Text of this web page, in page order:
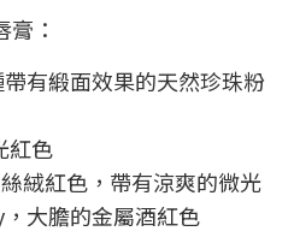
：
有緞面效果的天然珍珠粉
紅色
絨紅色，帶有涼爽的微光
大膽的金屬酒紅色